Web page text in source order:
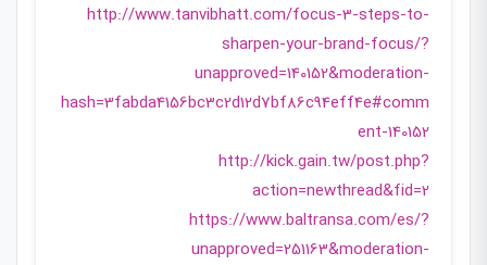
http://www.tanvibhatt.com/focus-3-steps-to-
sharpen-your-brand-focus/?
unapproved=140152&moderation-
hash=3fabda4156bc3c2d12d7bf86c94eff4e#comm
ent-140152
http://kick.gain.tw/post.php?
action=newthread&fid=2
https://www.baltransa.com/es/?
unapproved=251163&moderation-